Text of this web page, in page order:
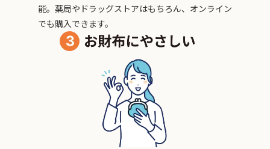
能。薬局やドラッグストアはもちろん、オンライン
でも購入できます。